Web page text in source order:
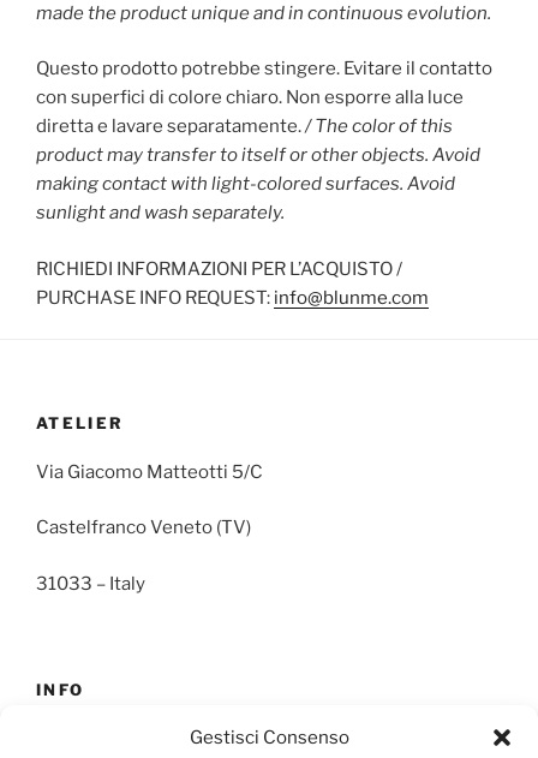
Gestisci Consenso
made the product unique and in continuous evolution.
Questo prodotto potrebbe stingere. Evitare il contatto
con superfici di colore chiaro. Non esporre alla luce
diretta e lavare separatamente./ The color of this
product may transfer to itself or other objects. Avoid
making contact with light-colored surfaces. Avoid
sunlight and wash separately.
RICHIEDI INFORMAZIONI PER L’ACQUISTO /
PURCHASE INFO REQUEST: info@blunme.com
ATELIER
Via Giacomo Matteotti 5/C
Castelfranco Veneto (TV)
31033 – Italy
INFO
info@blunme.com